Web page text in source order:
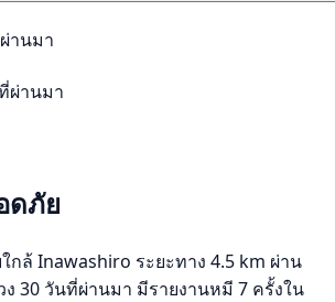
านมา
ผ่านมา
ดภัย
กล้ Inawashiro ระยะทาง 4.5 km ผ่าน
30 วันที่ผ่านมา มีรายงานหมี 7 ครั้งใน